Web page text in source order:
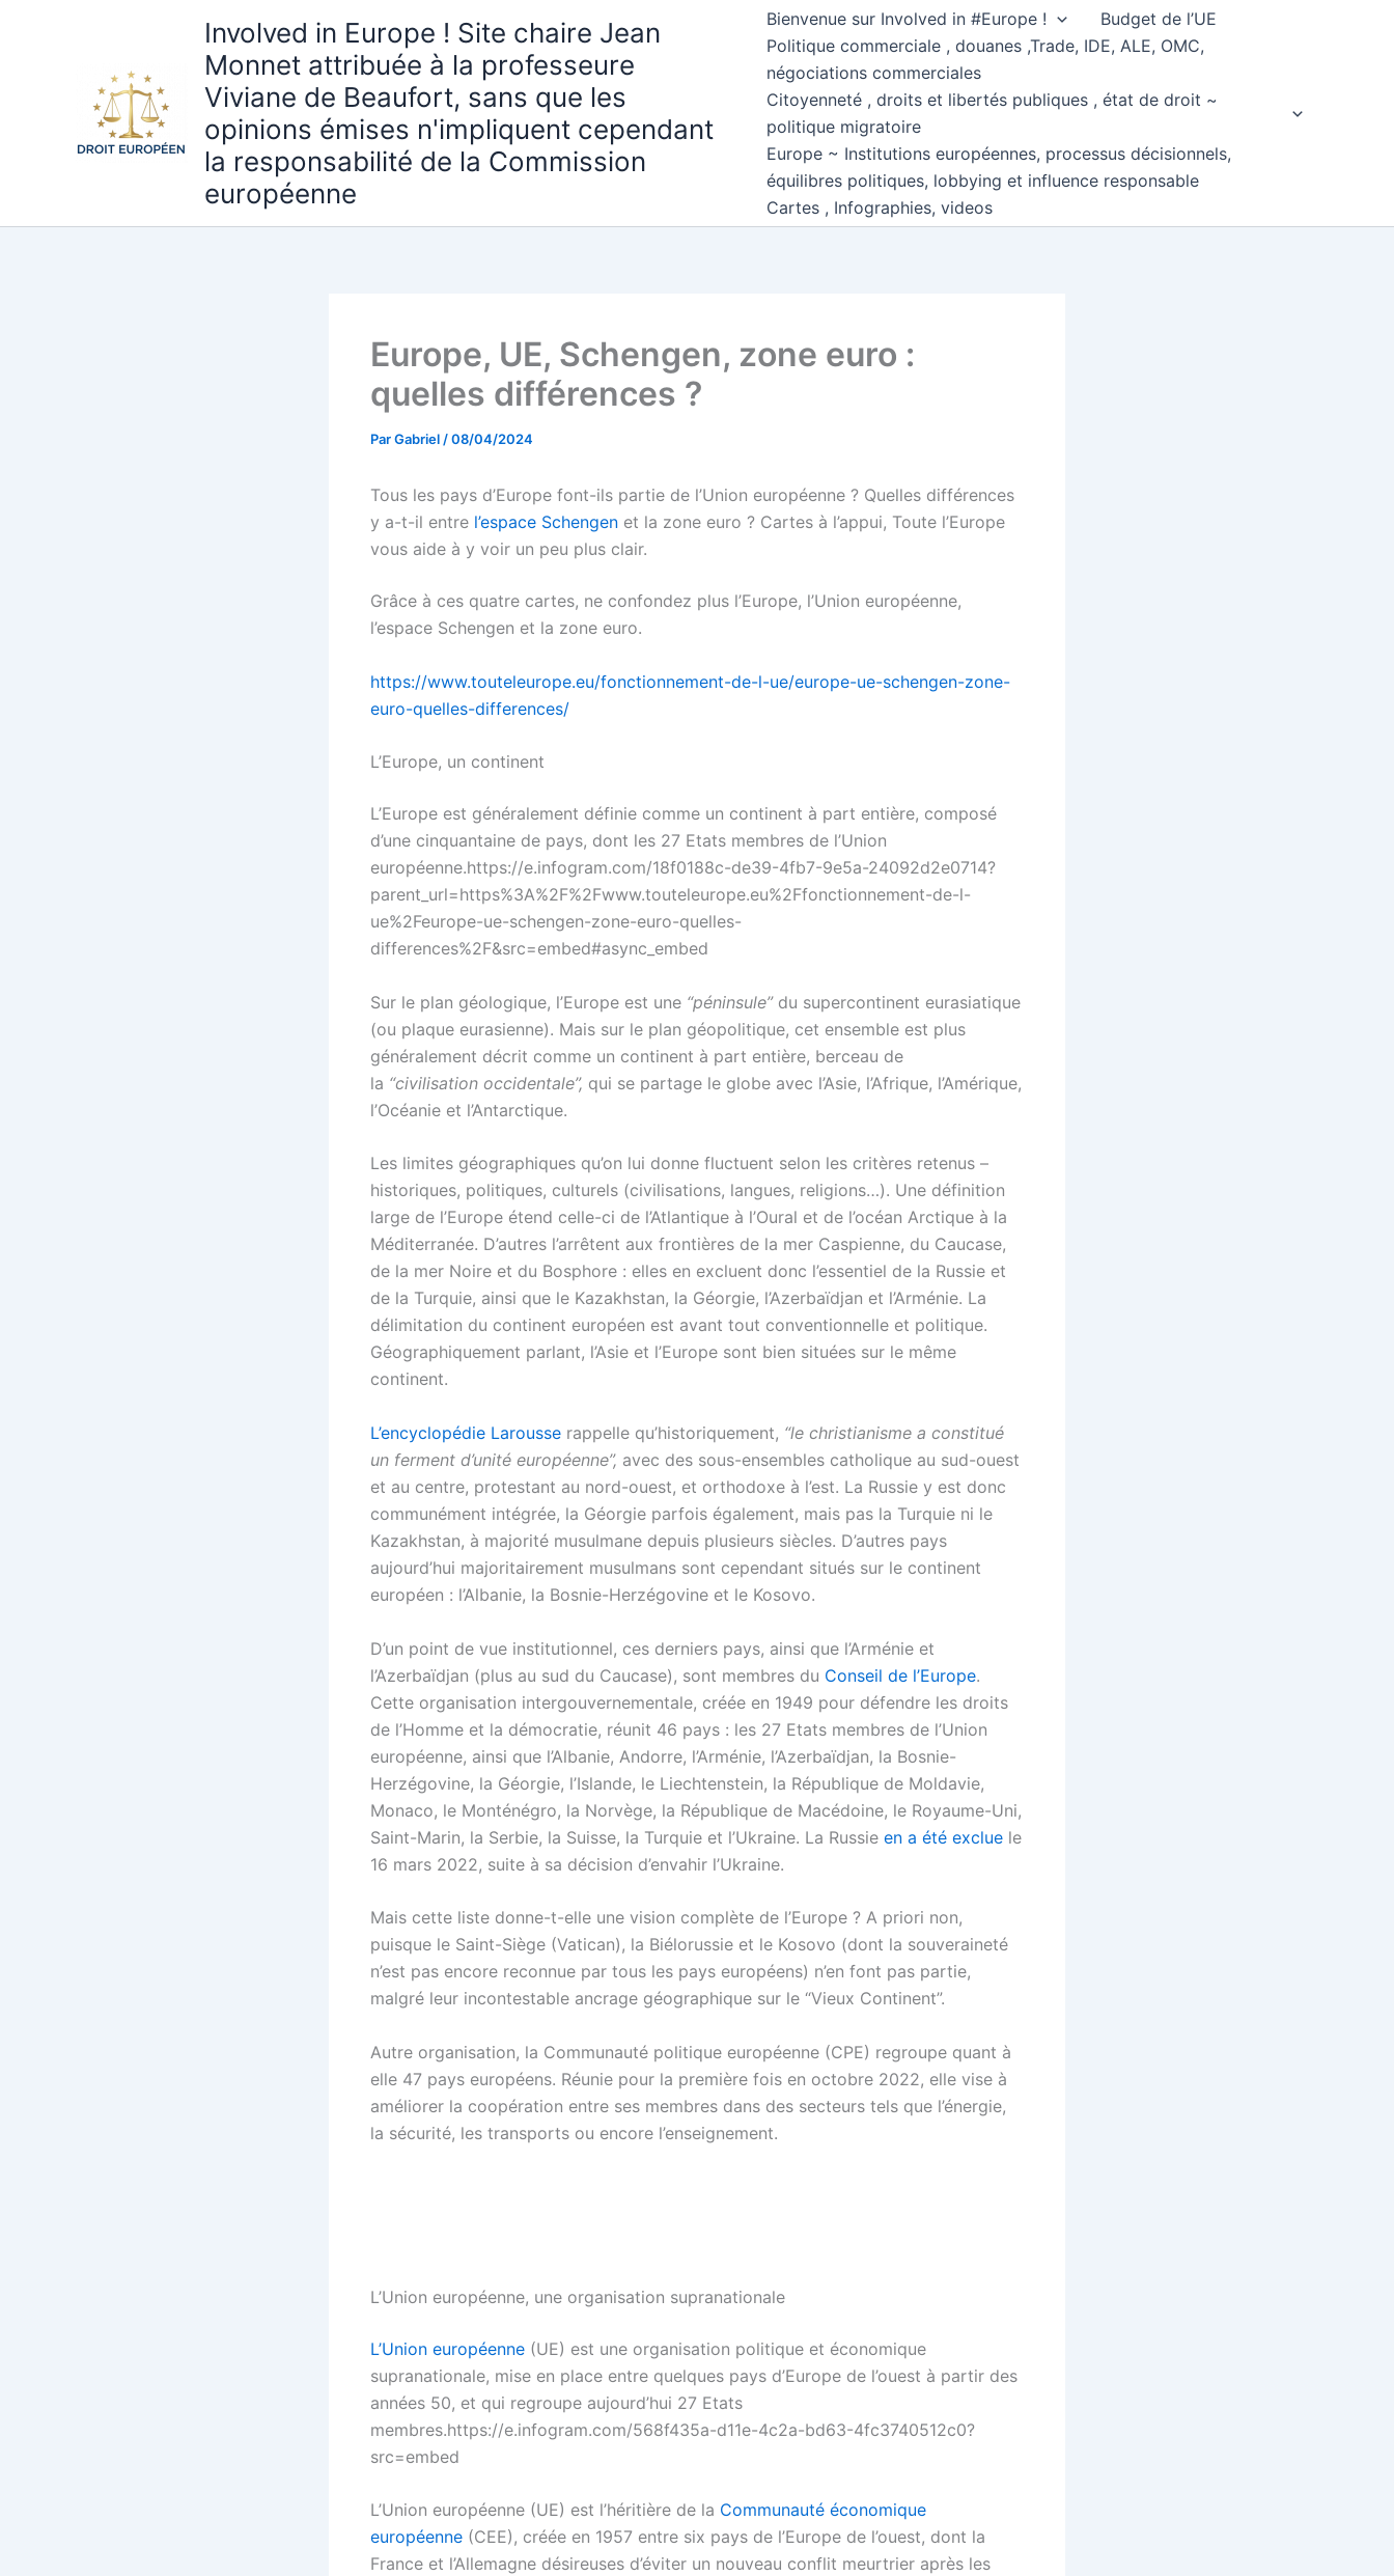
Involved in Europe ! Site chaire Jean
Monnet attribuée à la professeure
Viviane de Beaufort, sans que les
opinions émises n'impliquent cependant
la responsabilité de la Commission
européenne
Bienvenue sur Involved in #Europe !
Budget de l’UE
Politique commerciale , douanes ,Trade, IDE, ALE, OMC,
négociations commerciales
Citoyenneté , droits et libertés publiques , état de droit ~
politique migratoire
Europe ~ Institutions européennes, processus décisionnels,
équilibres politiques, lobbying et influence responsable
Cartes , Infographies, videos
Europe, UE, Schengen, zone euro :
quelles différences ?
ParGabriel /08/04/2024
Tous les pays d’Europe font-ils partie de l’Union européenne ? Quelles différences
y a-t-il entre l’espace Schengen et la zone euro ? Cartes à l’appui, Toute l’Europe
vous aide à y voir un peu plus clair.
Grâce à ces quatre cartes, ne confondez plus l’Europe, l’Union européenne,
l’espace Schengen et la zone euro.
https://www.touteleurope.eu/fonctionnement-de-l-ue/europe-ue-schengen-zone-
euro-quelles-differences/
L’Europe, un continent
L’Europe est généralement définie comme un continent à part entière, composé
d’une cinquantaine de pays, dont les 27 Etats membres de l’Union
européenne.https://e.infogram.com/18f0188c-de39-4fb7-9e5a-24092d2e0714?
parent_url=https%3A%2F%2Fwww.touteleurope.eu%2Ffonctionnement-de-l-
ue%2Feurope-ue-schengen-zone-euro-quelles-
differences%2F&src=embed#async_embed
Sur le plan géologique, l’Europe est une “péninsule”du supercontinent eurasiatique
(ou plaque eurasienne). Mais sur le plan géopolitique, cet ensemble est plus
généralement décrit comme un continent à part entière, berceau de
la “civilisation occidentale”, qui se partage le globe avec l’Asie, l’Afrique, l’Amérique,
l’Océanie et l’Antarctique.
Les limites géographiques qu’on lui donne fluctuent selon les critères retenus –
historiques, politiques, culturels (civilisations, langues, religions…). Une définition
large de l’Europe étend celle-ci de l’Atlantique à l’Oural et de l’océan Arctique à la
Méditerranée. D’autres l’arrêtent aux frontières de la mer Caspienne, du Caucase,
de la mer Noire et du Bosphore : elles en excluent donc l’essentiel de la Russie et
de la Turquie, ainsi que le Kazakhstan, la Géorgie, l’Azerbaïdjan et l’Arménie. La
délimitation du continent européen est avant tout conventionnelle et politique.
Géographiquement parlant, l’Asie et l’Europe sont bien situées sur le même
continent.
L’encyclopédie Larousse rappelle qu’historiquement, “le christianisme a constitué
un ferment d’unité européenne”, avec des sous-ensembles catholique au sud-ouest
et au centre, protestant au nord-ouest, et orthodoxe à l’est. La Russie y est donc
communément intégrée, la Géorgie parfois également, mais pas la Turquie ni le
Kazakhstan, à majorité musulmane depuis plusieurs siècles. D’autres pays
aujourd’hui majoritairement musulmans sont cependant situés sur le continent
européen : l’Albanie, la Bosnie-Herzégovine et le Kosovo.
D’un point de vue institutionnel, ces derniers pays, ainsi que l’Arménie et
l’Azerbaïdjan (plus au sud du Caucase), sont membres du Conseil de l’Europe.
Cette organisation intergouvernementale, créée en 1949 pour défendre les droits
de l’Homme et la démocratie, réunit 46 pays : les 27 Etats membres de l’Union
européenne, ainsi que l’Albanie, Andorre, l’Arménie, l’Azerbaïdjan, la Bosnie-
Herzégovine, la Géorgie, l’Islande, le Liechtenstein, la République de Moldavie,
Monaco, le Monténégro, la Norvège, la République de Macédoine, le Royaume-Uni,
Saint-Marin, la Serbie, la Suisse, la Turquie et l’Ukraine. La Russie en a été exclue le
16 mars 2022, suite à sa décision d’envahir l’Ukraine.
Mais cette liste donne-t-elle une vision complète de l’Europe ? A priori non,
puisque le Saint-Siège (Vatican), la Biélorussie et le Kosovo (dont la souveraineté
n’est pas encore reconnue par tous les pays européens) n’en font pas partie,
malgré leur incontestable ancrage géographique sur le “Vieux Continent”.
Autre organisation, la Communauté politique européenne (CPE) regroupe quant à
elle 47 pays européens. Réunie pour la première fois en octobre 2022, elle vise à
améliorer la coopération entre ses membres dans des secteurs tels que l’énergie,
la sécurité, les transports ou encore l’enseignement.
L’Union européenne, une organisation supranationale
L’Union européenne (UE) est une organisation politique et économique
supranationale, mise en place entre quelques pays d’Europe de l’ouest à partir des
années 50, et qui regroupe aujourd’hui 27 Etats
membres.https://e.infogram.com/568f435a-d11e-4c2a-bd63-4fc3740512c0?
src=embed
L’Union européenne (UE) est l’héritière de la Communauté économique
européenne (CEE), créée en 1957 entre six pays de l’Europe de l’ouest, dont la
France et l’Allemagne désireuses d’éviter un nouveau conflit meurtrier après les